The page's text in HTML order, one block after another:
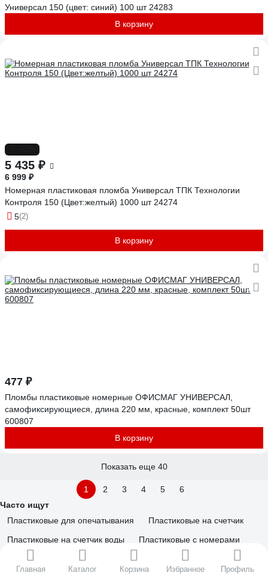
Главная Каталог Корзина Избранное Профиль
Универсал 150 (цвет: синий) 100 шт 24283
В корзину
5 435 ₽
6 999 ₽
Номерная пластиковая пломба Универсал ТПК Технологии
Контроля 150 (Цвет:желтый) 1000 шт 24274
5(2)
В корзину
477 ₽
Пломбы пластиковые номерные ОФИСМАГ УНИВЕРСАЛ,
самофиксирующиеся, длина 220 мм, красные, комплект 50шт
600807
В корзину
Показать еще 40
1 2 3 4 5
6
Часто ищут
Пластиковые для опечатывания
Пластиковые на счетчик
Пластиковые на счетчик воды
Пластиковые с номерами
Контрольные пластиковые
Одноразовые пластиковые